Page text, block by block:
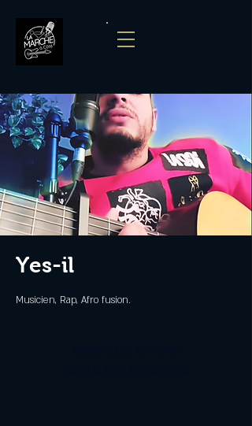
Yes-il
Musicien, Rap, Afro fusion.